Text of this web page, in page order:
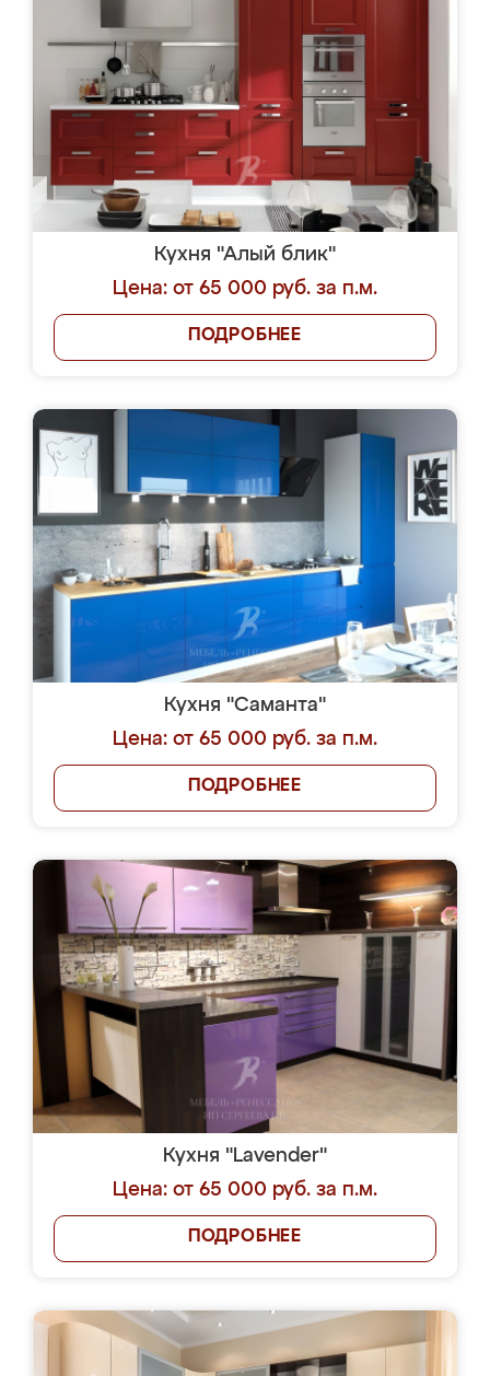
Кухня "Алый блик"
Цена: от 65 000 руб. за п.м.
ПОДРОБНЕЕ
Кухня "Саманта"
Цена: от 65 000 руб. за п.м.
ПОДРОБНЕЕ
Кухня "Lavender"
Цена: от 65 000 руб. за п.м.
ПОДРОБНЕЕ